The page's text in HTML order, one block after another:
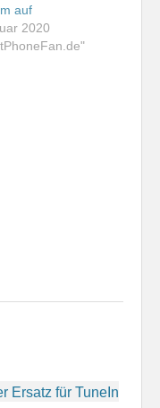
auf
2020
Ersatz für TuneIn